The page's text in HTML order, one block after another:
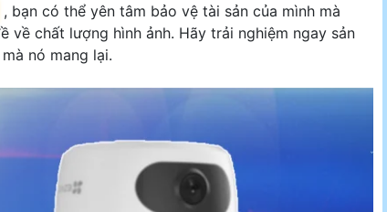
, bạn có thể yên tâm bảo vệ tài sản của mình mà
về chất lượng hình ảnh. Hãy trải nghiệm ngay sản
nó mang lại.